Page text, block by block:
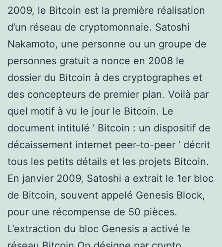
2009, le Bitcoin est la première réalisation
d’un réseau de cryptomonnaie. Satoshi
Nakamoto, une personne ou un groupe de
personnes gratuit a nonce en 2008 le
dossier du Bitcoin à des cryptographes et
des concepteurs de premier plan. Voilà par
quel motif à vu le jour le Bitcoin. Le
document intitulé ‘ Bitcoin : un dispositif de
décaissement internet peer-to-peer ‘ décrit
tous les petits détails et les projets Bitcoin.
En janvier 2009, Satoshi a extrait le 1er bloc
de Bitcoin, souvent appelé Genesis Block,
pour une récompense de 50 pièces.
L’extraction du bloc Genesis a activé le